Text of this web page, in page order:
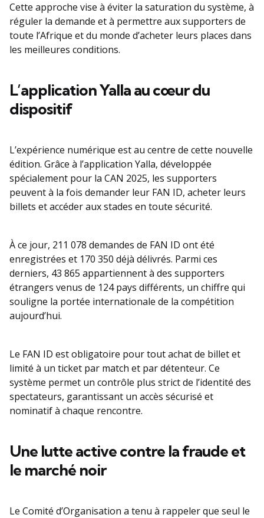
Cette approche vise à éviter la saturation du système, à
réguler la demande et à permettre aux supporters de
toute l’Afrique et du monde d’acheter leurs places dans
les meilleures conditions.
L’application Yalla au cœur du
dispositif
L’expérience numérique est au centre de cette nouvelle
édition. Grâce à l’application Yalla, développée
spécialement pour la CAN 2025, les supporters
peuvent à la fois demander leur FAN ID, acheter leurs
billets et accéder aux stades en toute sécurité.
À ce jour, 211 078 demandes de FAN ID ont été
enregistrées et 170 350 déjà délivrés. Parmi ces
derniers, 43 865 appartiennent à des supporters
étrangers venus de 124 pays différents, un chiffre qui
souligne la portée internationale de la compétition
aujourd’hui.
Le FAN ID est obligatoire pour tout achat de billet et
limité à un ticket par match et par détenteur. Ce
système permet un contrôle plus strict de l’identité des
spectateurs, garantissant un accès sécurisé et
nominatif à chaque rencontre.
Une lutte active contre la fraude et
le marché noir
Le Comité d’Organisation a tenu à rappeler que seul le